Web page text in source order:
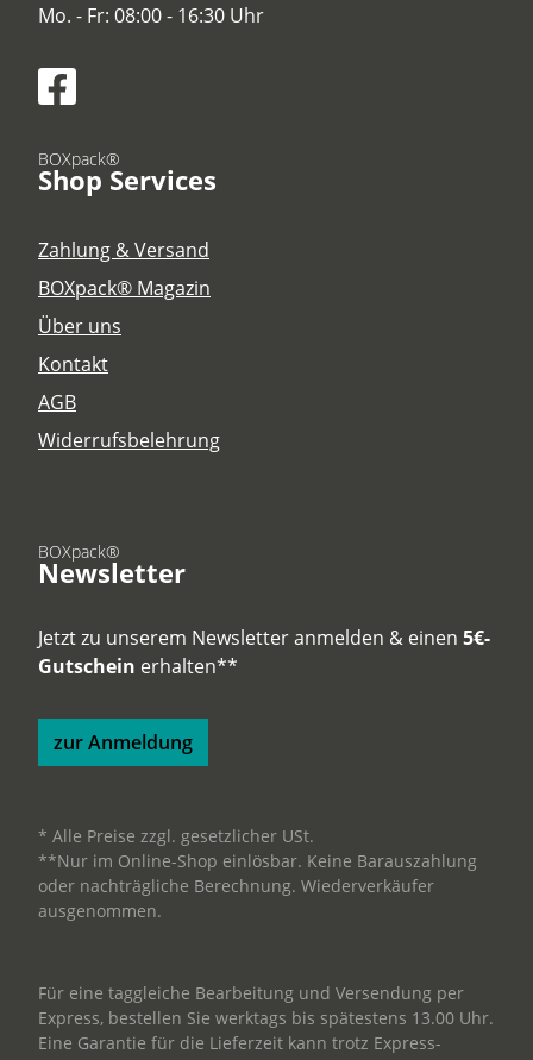
Mo. - Fr: 08:00 - 16:30 Uhr
BOXpack®
Shop Services
Zahlung & Versand
BOXpack® Magazin
Über uns
Kontakt
AGB
Widerrufsbelehrung
BOXpack®
Newsletter
Jetzt zu unserem Newsletter anmelden & einen 5€-
Gutschein erhalten**
zur Anmeldung
* Alle Preise zzgl. gesetzlicher USt.
**Nur im Online-Shop einlösbar. Keine Barauszahlung
oder nachträgliche Berechnung. Wiederverkäufer
ausgenommen.
Für eine taggleiche Bearbeitung und Versendung per
Express, bestellen Sie werktags bis spätestens 13.00 Uhr.
Eine Garantie für die Lieferzeit kann trotz Express-